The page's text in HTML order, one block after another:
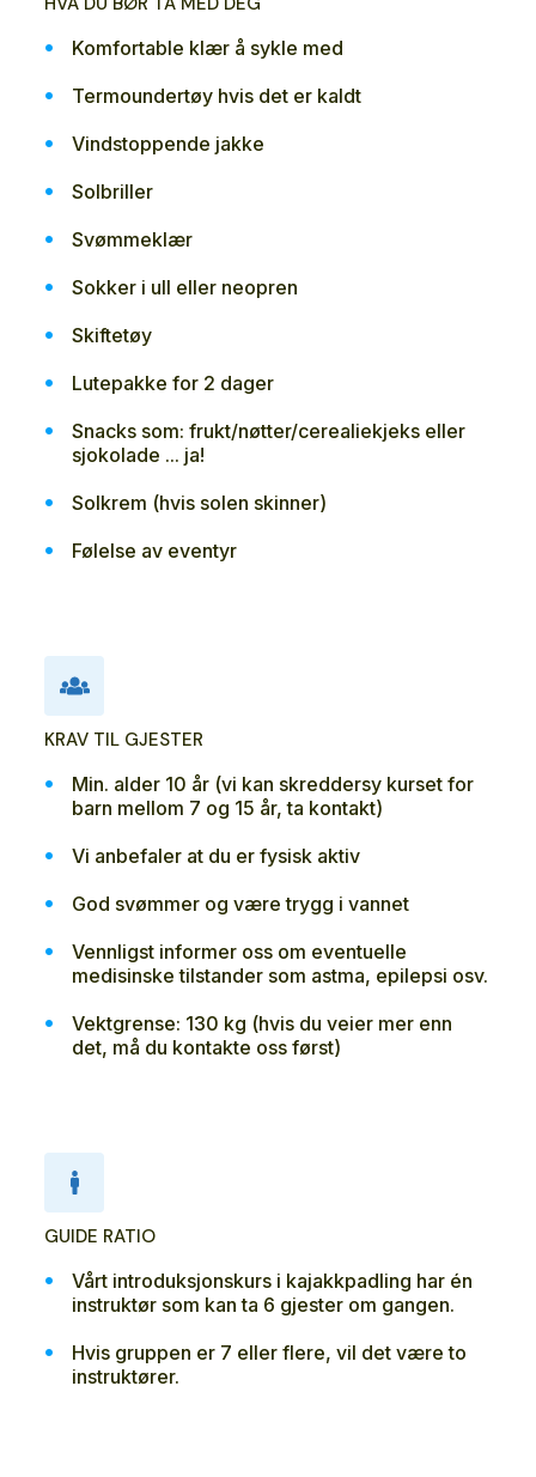
Komfortable klær å sykle med
Termoundertøy hvis det er kaldt
Vindstoppende jakke
Solbriller
Svømmeklær
Sokker i ull eller neopren
Skiftetøy
Lutepakke for 2 dager
Snacks som: frukt/nøtter/cerealiekjeks eller
sjokolade ... ja!
Solkrem (hvis solen skinner)
Følelse av eventyr
KRAV TIL GJESTER
Min. alder 10 år (vi kan skreddersy kurset for
barn mellom 7 og 15 år, ta kontakt)
Vi anbefaler at du er fysisk aktiv
God svømmer og være trygg i vannet
Vennligst informer oss om eventuelle
medisinske tilstander som astma, epilepsi osv.
Vektgrense: 130 kg (hvis du veier mer enn
det, må du kontakte oss først)
GUIDE RATIO
Vårt introduksjonskurs i kajakkpadling har én
instruktør som kan ta 6 gjester om gangen.
Hvis gruppen er 7 eller flere, vil det være to
instruktører.